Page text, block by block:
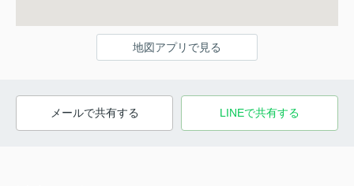
地図アプリで見る
メールで共有する LINEで共有する